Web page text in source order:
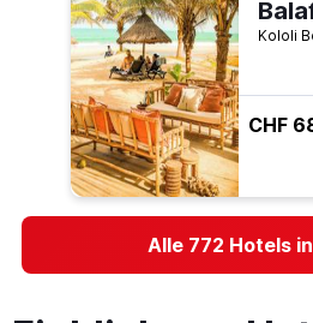
CHF
Alle 772 Hotels